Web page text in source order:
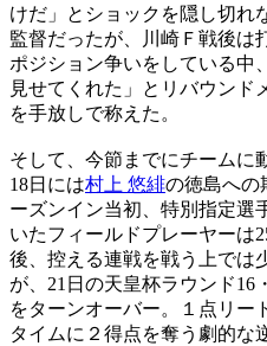
けだ」とショックを隠し切れ
監督だったが、川崎Ｆ戦後は
ポジション争いをしている中
見せてくれた」とリバウンド
を手放しで称えた。
そして、今節までにチームに
18日には村上 悠緋の徳島への
ーズンイン当初、特別指定選
いたフィールドプレーヤーは
後、控える連戦を戦う上では
が、21日の天皇杯ラウンド16
をターンオーバー。１点リー
タイムに２得点を奪う劇的な